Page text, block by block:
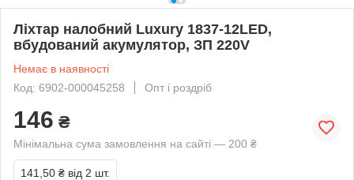
Ліхтар налобний Luxury 1837-12LED,
вбудований акумулятор, ЗП 220V
Немає в наявності
Код: 6902-000045258
Опт і роздріб
146 ₴
Мінімальна сума замовлення на сайті — 200 ₴
141,50 ₴ від 2 шт.